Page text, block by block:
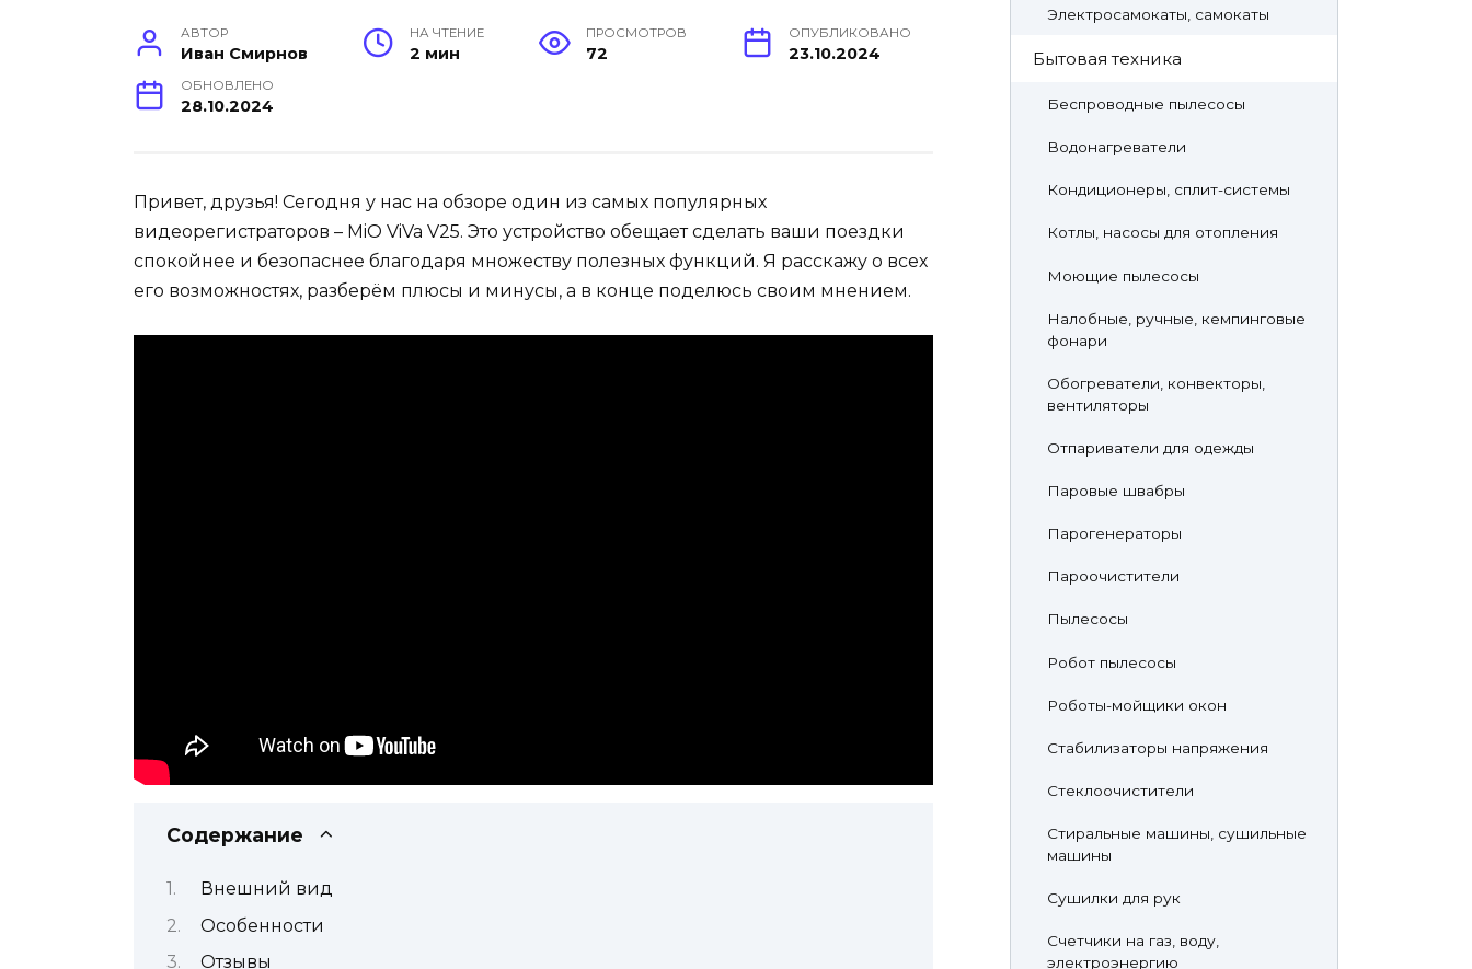
АВТОР
Иван Смирнов
НА ЧТЕНИЕ
2 мин
ПРОСМОТРОВ
72
ОПУБЛИКОВАНО
23.10.2024
ОБНОВЛЕНО
28.10.2024
Привет, друзья! Сегодня у нас на обзоре один из самых популярных
видеорегистраторов – MiO ViVa V25. Это устройство обещает сделать ваши поездки
спокойнее и безопаснее благодаря множеству полезных функций. Я расскажу о всех
его возможностях, разберём плюсы и минусы, а в конце поделюсь своим мнением.
Содержание
Внешний вид
Особенности
Отзывы
Электросамокаты, самокаты
Бытовая техника
Беспроводные пылесосы
Водонагреватели
Кондиционеры, сплит-системы
Котлы, насосы для отопления
Моющие пылесосы
Налобные, ручные, кемпинговые
фонари
Обогреватели, конвекторы,
вентиляторы
Отпариватели для одежды
Паровые швабры
Парогенераторы
Пароочистители
Пылесосы
Робот пылесосы
Роботы-мойщики окон
Стабилизаторы напряжения
Стеклоочистители
Стиральные машины, сушильные
машины
Сушилки для рук
Счетчики на газ, воду,
электроэнергию